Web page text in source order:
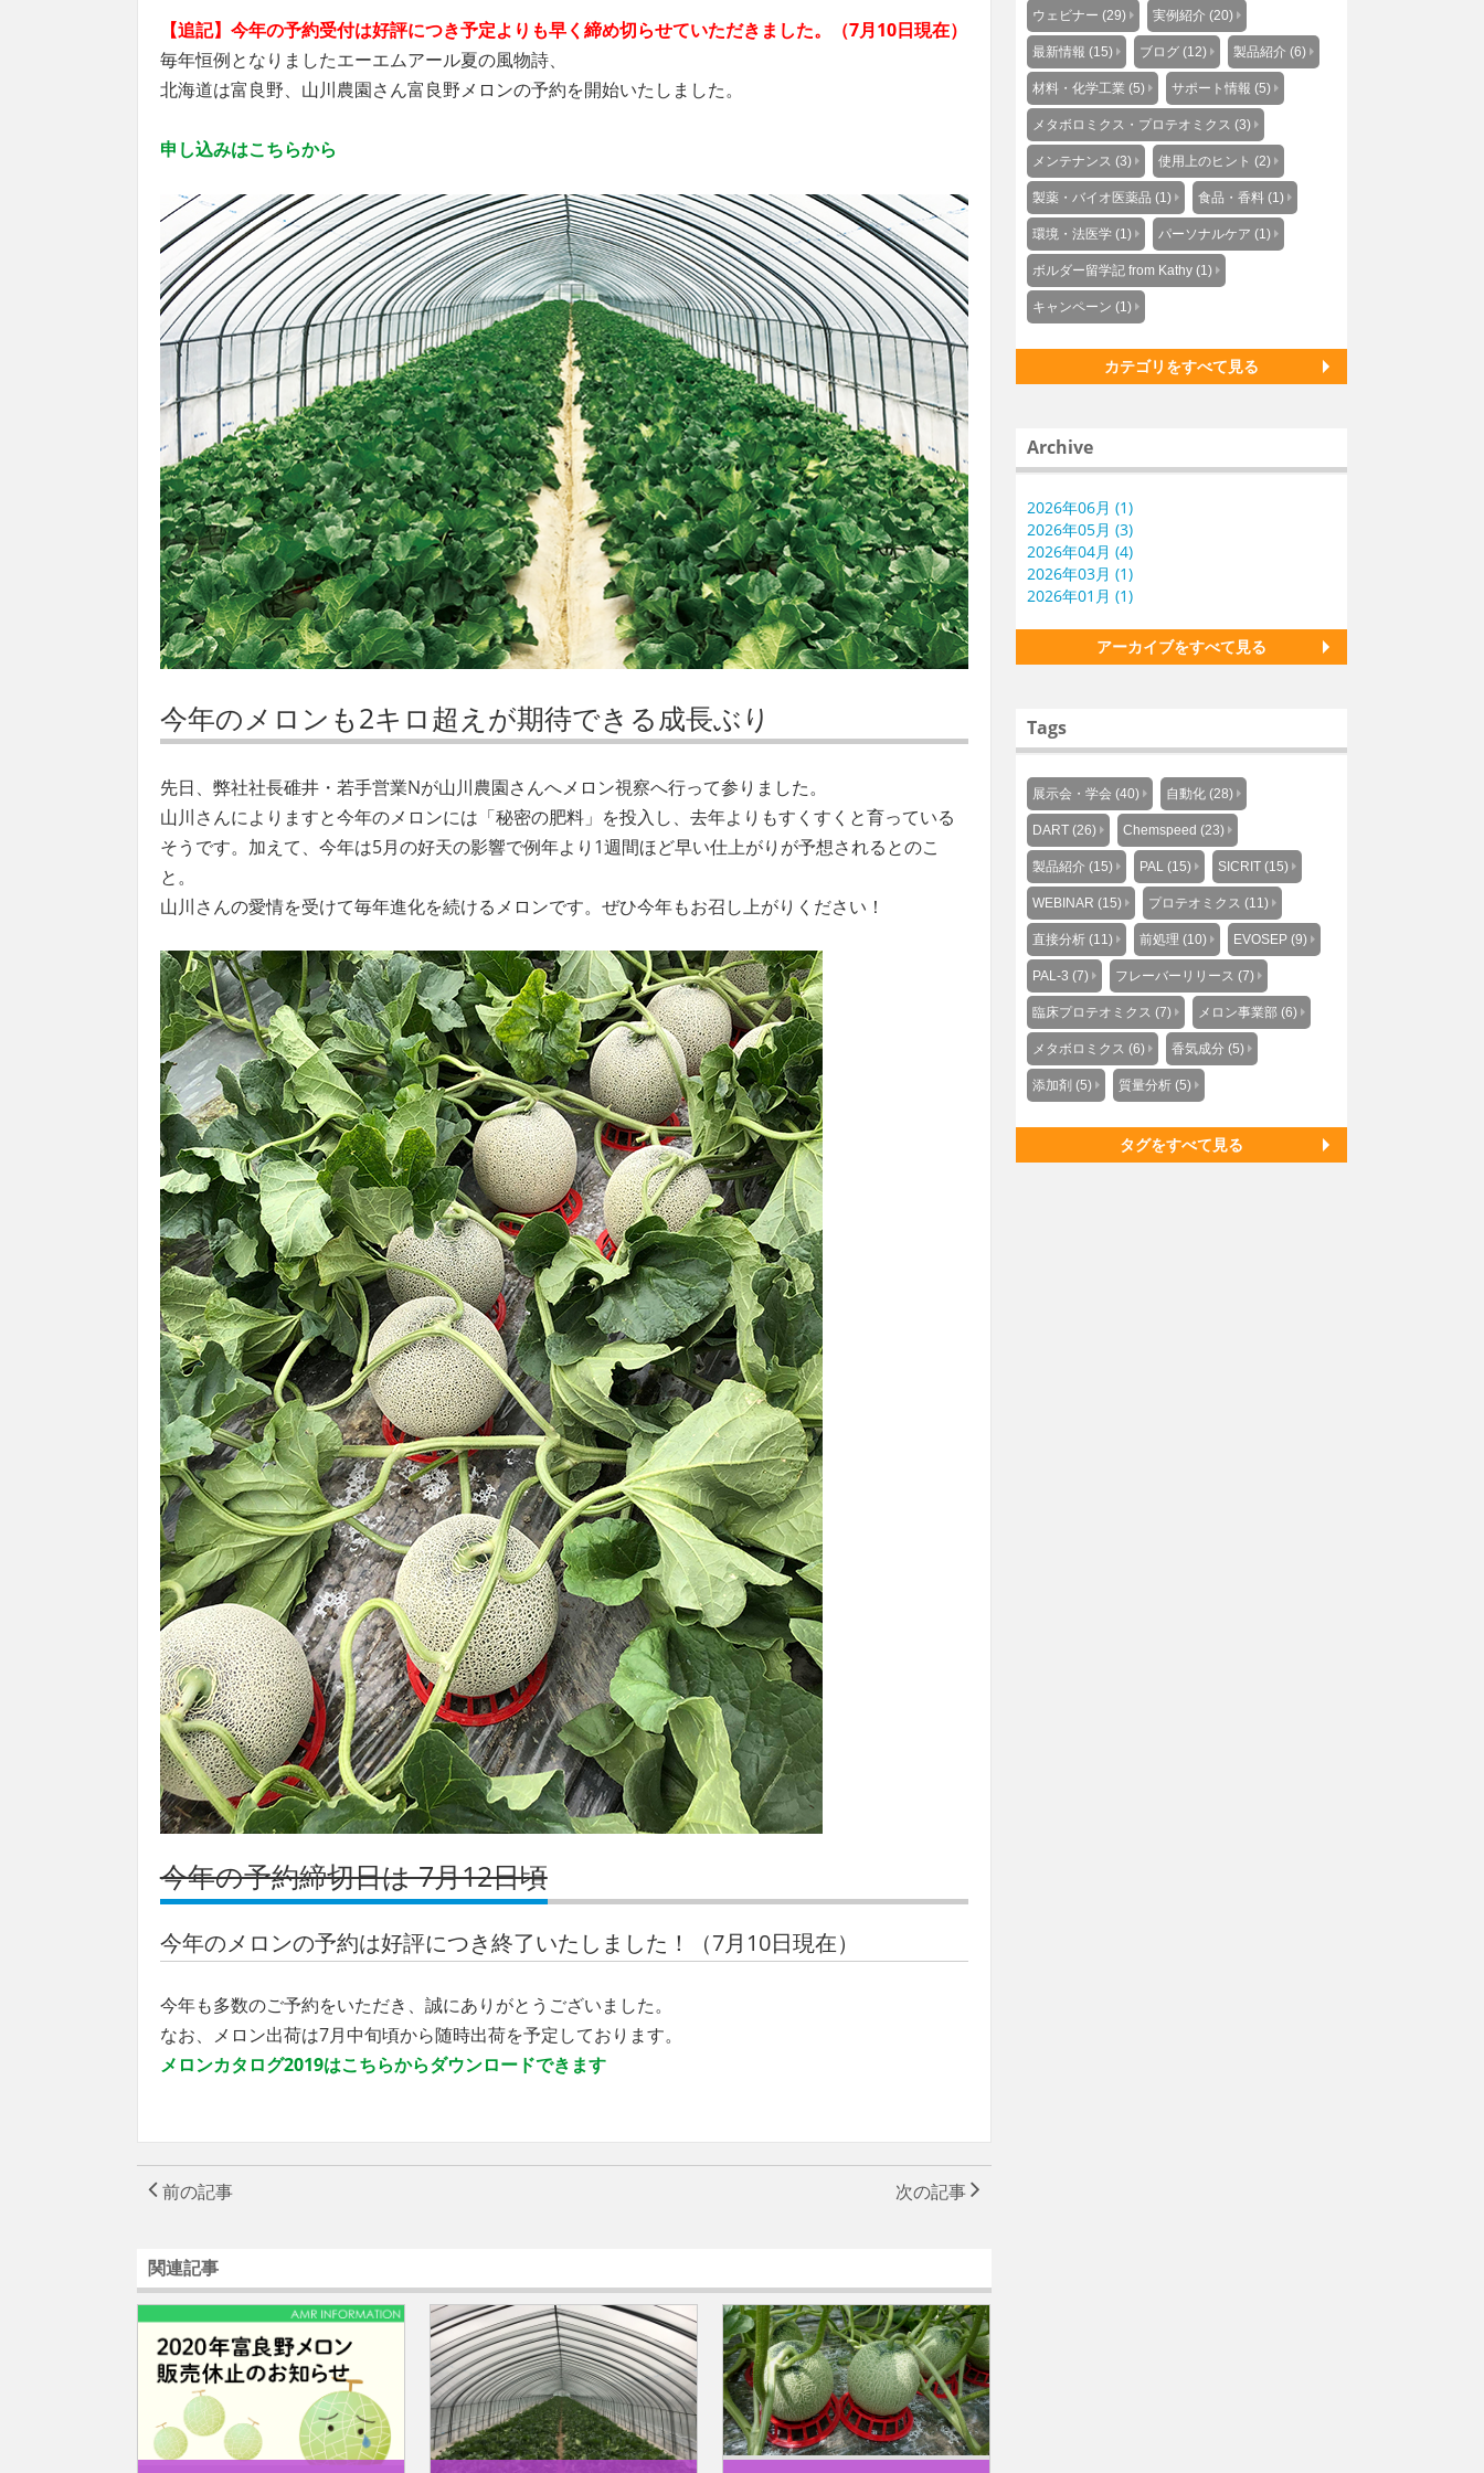
【追記】今年の予約受付は好評につき予定よりも早く締め切らせていただきました。（7月10日現在）
毎年恒例となりましたエーエムアール夏の風物詩、
北海道は富良野、山川農園さん富良野メロンの予約を開始いたしました。
申し込みはこちらから
今年のメロンも2キロ超えが期待できる成長ぶり
先日、弊社社長碓井・若手営業Nが山川農園さんへメロン視察へ行って参りました。
山川さんによりますと今年のメロンには「秘密の肥料」を投入し、去年よりもすくすくと育っている
そうです。加えて、今年は5月の好天の影響で例年より1週間ほど早い仕上がりが予想されるとのこ
と。
山川さんの愛情を受けて毎年進化を続けるメロンです。ぜひ今年もお召し上がりください！
今年の予約締切日は 7月12日頃
今年のメロンの予約は好評につき終了いたしました！（7月10日現在）
今年も多数のご予約をいただき、誠にありがとうございました。
なお、メロン出荷は7月中旬頃から随時出荷を予定しております。
メロンカタログ2019はこちらからダウンロードできます
前の記事 次の記事
関連記事
ウェビナー (29) 実例紹介 (20)
最新情報 (15) ブログ (12) 製品紹介 (6)
材料・化学工業 (5) サポート情報 (5)
メタボロミクス・プロテオミクス (3)
メンテナンス (3) 使用上のヒント (2)
製薬・バイオ医薬品 (1) 食品・香料 (1)
環境・法医学 (1) パーソナルケア (1)
ボルダー留学記 from Kathy (1)
キャンペーン (1)
カテゴリをすべて見る
Archive
2026年06月 (1)
2026年05月 (3)
2026年04月 (4)
2026年03月 (1)
2026年01月 (1)
アーカイブをすべて見る
Tags
展示会・学会 (40) 自動化 (28)
DART (26) Chemspeed (23)
製品紹介 (15) PAL (15) SICRIT (15)
WEBINAR (15) プロテオミクス (11)
直接分析 (11) 前処理 (10) EVOSEP (9)
PAL-3 (7) フレーバーリリース (7)
臨床プロテオミクス (7) メロン事業部 (6)
メタボロミクス (6) 香気成分 (5)
添加剤 (5) 質量分析 (5)
タグをすべて見る